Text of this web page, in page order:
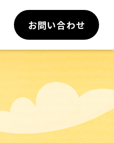
お問い合わせ